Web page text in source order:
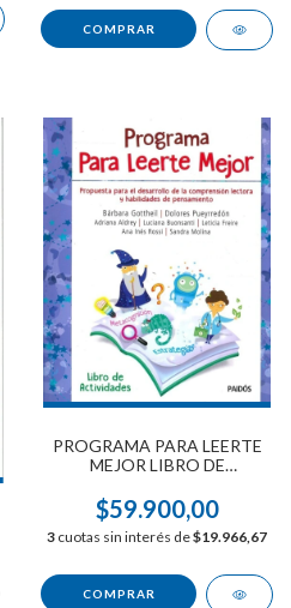
PROGRAMA PARA LEERTE
MEJOR LIBRO DE
$59.900,00
3 cuotas sin interés de$19.966,67